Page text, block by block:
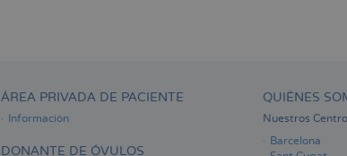
ÁREA PRIVADA DE PACIENTE
Información
DONANTE DE ÓVULOS
QUIÉNES
Nuestros
Barcelona